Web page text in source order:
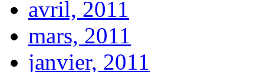
avril, 2011
mars, 2011
janvier, 2011